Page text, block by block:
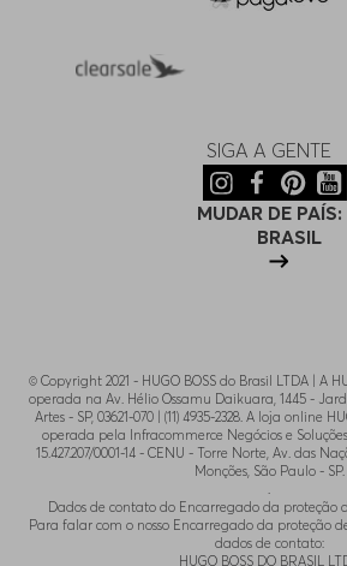
SIGA A GENTE
MUDAR DE PAÍS:
BRASIL
© Copyright 2021 - HUGO BOSS do Brasil LTDA | A
operada na Av. Hélio Ossamu Daikuara, 1445 -
Artes - SP, 03621-070 | (11) 4935-2328. A loja online
operada pela Infracommerce Negócios e
15.427.207/0001-14 - CENU - Torre Norte, Av. das
Monções, São Paulo - SP.
.
Dados de contato do Encarregado da proteção
Para falar com o nosso Encarregado da proteção
dados de contato:
HUGO BOSS DO BRASIL